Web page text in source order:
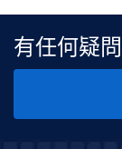
有任何疑